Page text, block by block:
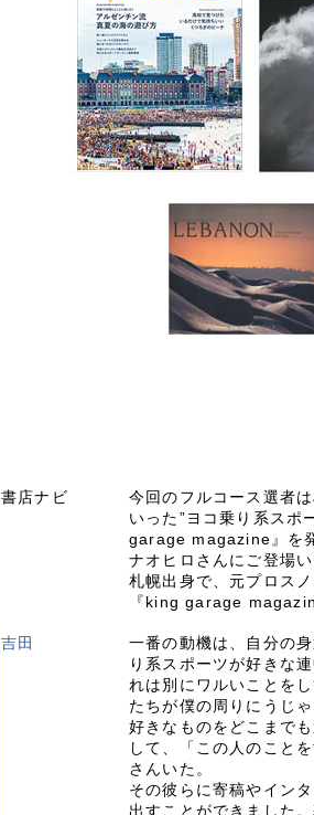
書店ナビ
今回のフルコース選者
いった”ヨコ乗り系スポ
garage magazine』を
ナオヒロさんにご登場い
札幌出身で、元プロス
『king garage
吉田
一番の動機は、自分の
り系スポーツが好きな
れは別にワルいことを
たちが僕の周りにうじ
好きなものをどこまで
して、「この人のこと
さんいた。
その彼らに寄稿やイン
出すことができました